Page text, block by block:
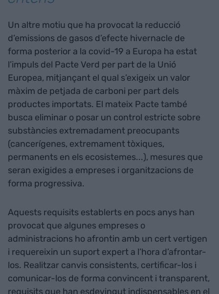
Un altre motiu que ha provocat la reducció
d’emissions de gasos d’efecte hivernacle de
forma posterior a la covid-19 a Europa ha estat
l’impuls del Pacte Verd per part de la Unió
Europea, mitjançant el qual s’exigeix un valor
màxim de petjada de carboni per part dels
productes importats. El mateix Pacte també
busca eliminar o posar un control estricte sobre
substàncies extremadament preocupants
(cancerígenes, extremament tòxiques,
permanents en els ecosistemes...), mesures que
seran exigides a empreses i organitzacions de
forma progressiva.
Aquests requisits establerts en pocs anys han
provocat que algunes empreses o
administracions ho afrontin amb un cert vertigen
i requereixin un suport expert a l’hora d’afrontar-
los. Realitzar canvis consistents, certificar-los i
comunicar-los de forma convincent i transparent,
requisits que han esdevingut indispensables en el